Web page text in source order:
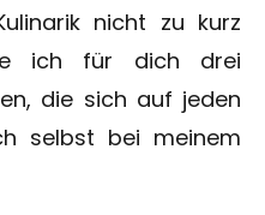
nicht zu kurz
ich für dich drei
die sich auf jeden
selbst bei meinem